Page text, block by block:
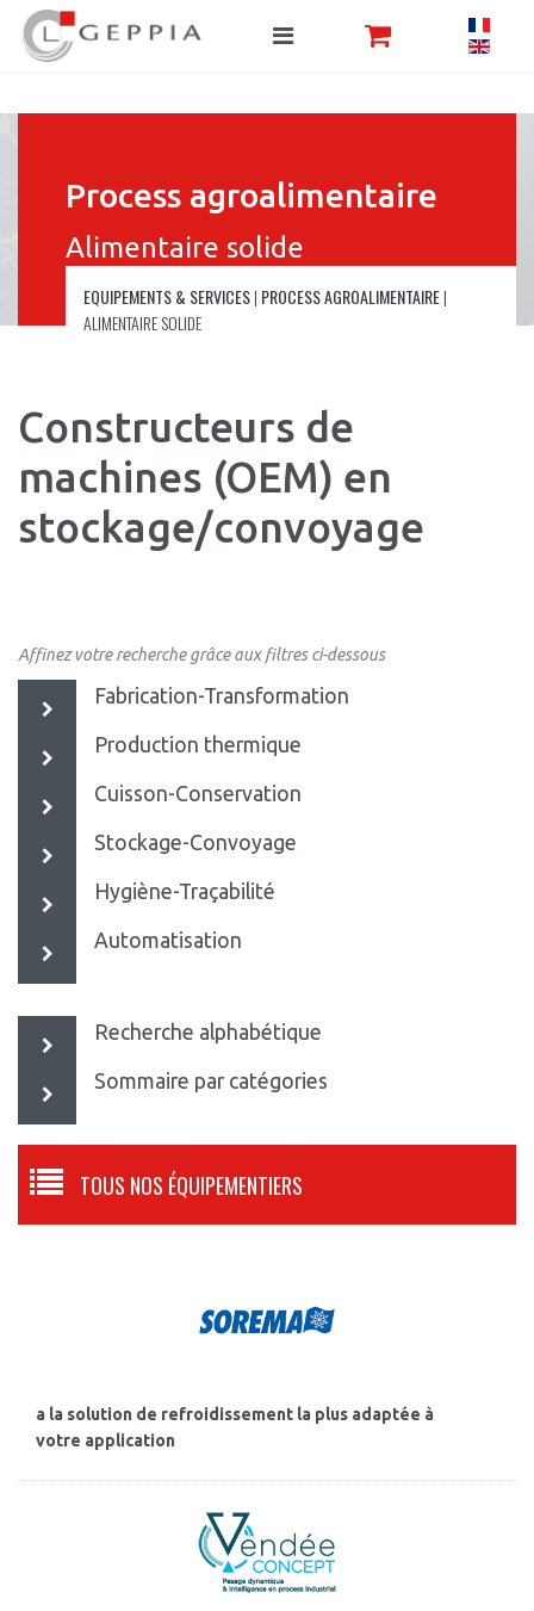
Process agroalimentaire
Alimentaire solide
EQUIPEMENTS & SERVICES| PROCESS AGROALIMENTAIRE|
ALIMENTAIRE SOLIDE
Constructeurs de
machines (OEM) en
stockage/convoyage
Affinez votre recherche grâce aux filtres ci-dessous
Fabrication-Transformation
Production thermique
Cuisson-Conservation
Stockage-Convoyage
Hygiène-Traçabilité
Automatisation
Recherche alphabétique
Sommaire par catégories
TOUS NOS ÉQUIPEMENTIERS
a la solution de refroidissement la plus adaptée à
votre application